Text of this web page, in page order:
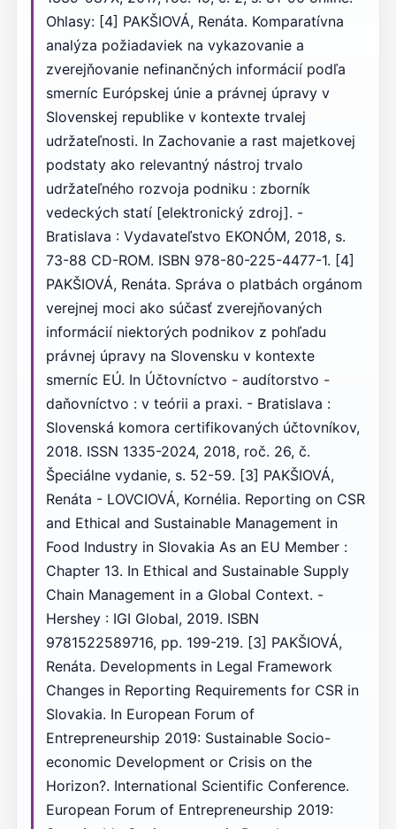
Ohlasy: [4] PAKŠIOVÁ, Renáta. Komparatívna
analýza požiadaviek na vykazovanie a
zverejňovanie nefinančných informácií podľa
smerníc Európskej únie a právnej úpravy v
Slovenskej republike v kontexte trvalej
udržateľnosti. In Zachovanie a rast majetkovej
podstaty ako relevantný nástroj trvalo
udržateľného rozvoja podniku : zborník
vedeckých statí [elektronický zdroj]. -
Bratislava : Vydavateľstvo EKONÓM, 2018, s.
73-88 CD-ROM. ISBN 978-80-225-4477-1. [4]
PAKŠIOVÁ, Renáta. Správa o platbách orgánom
verejnej moci ako súčasť zverejňovaných
informácií niektorých podnikov z pohľadu
právnej úpravy na Slovensku v kontexte
smerníc EÚ. In Účtovníctvo - audítorstvo -
daňovníctvo : v teórii a praxi. - Bratislava :
Slovenská komora certifikovaných účtovníkov,
2018. ISSN 1335-2024, 2018, roč. 26, č.
Špeciálne vydanie, s. 52-59. [3] PAKŠIOVÁ,
Renáta - LOVCIOVÁ, Kornélia. Reporting on CSR
and Ethical and Sustainable Management in
Food Industry in Slovakia As an EU Member :
Chapter 13. In Ethical and Sustainable Supply
Chain Management in a Global Context. -
Hershey : IGI Global, 2019. ISBN
9781522589716, pp. 199-219. [3] PAKŠIOVÁ,
Renáta. Developments in Legal Framework
Changes in Reporting Requirements for CSR in
Slovakia. In European Forum of
Entrepreneurship 2019: Sustainable Socio-
economic Development or Crisis on the
Horizon?. International Scientific Conference.
European Forum of Entrepreneurship 2019: